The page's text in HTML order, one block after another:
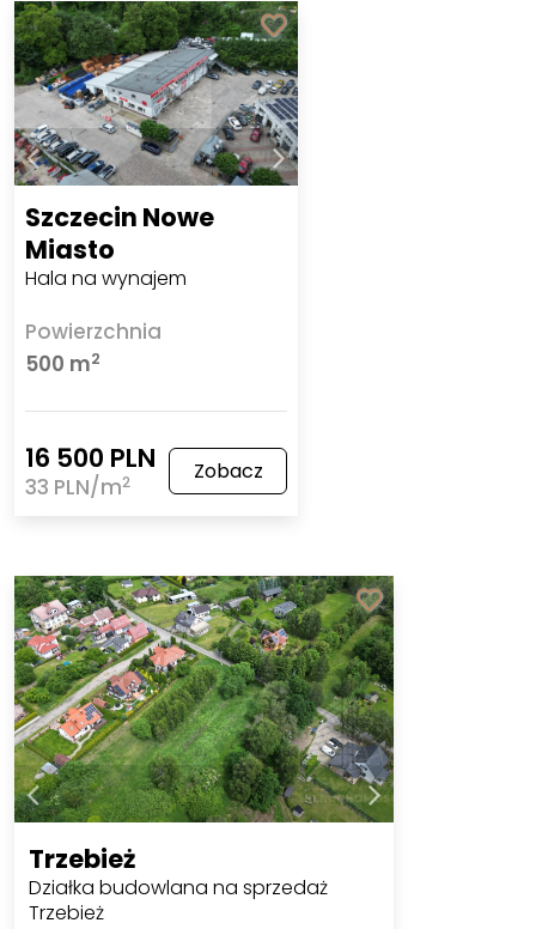
Szczecin Nowe
Miasto
Hala na wynajem
Powierzchnia
500 m2
16 500 PLN
33 PLN/m2 Zobacz
Trzebież
Działka budowlana na sprzedaż
Trzebież